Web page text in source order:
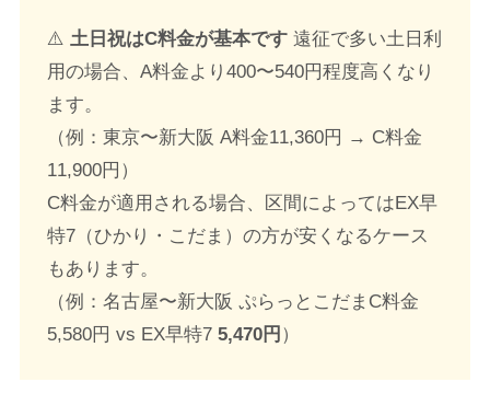
⚠️土日祝はC料金が基本です 遠征で多い土日利
用の場合、A料金より400〜540円程度高くなり
ます。
（例：東京〜新大阪 A料金11,360円 → C料金
11,900円）
C料金が適用される場合、区間によってはEX早
特7（ひかり・こだま）の方が安くなるケース
もあります。
（例：名古屋〜新大阪 ぷらっとこだまC料金
5,580円 vs EX早特75,470円 ）